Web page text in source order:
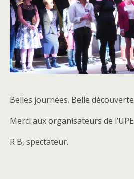
Belles journées. Belle
Merci aux organisateurs de
R B, spectateur.